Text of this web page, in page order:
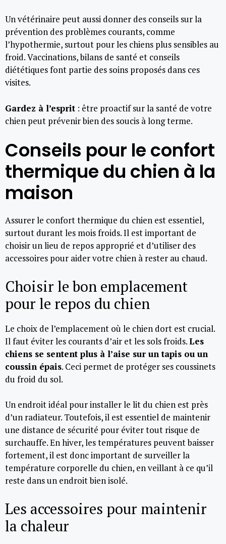
Un vétérinaire peut aussi donner des conseils sur la
prévention des problèmes courants, comme
l’hypothermie, surtout pour les chiens plus sensibles au
froid. Vaccinations, bilans de santé et conseils
diététiques font partie des soins proposés dans ces
visites.
Gardez à l’esprit : être proactif sur la santé de votre
chien peut prévenir bien des soucis à long terme.
Conseils pour le confort
thermique du chien à la
maison
Assurer le confort thermique du chien est essentiel,
surtout durant les mois froids. Il est important de
choisir un lieu de repos approprié et d’utiliser des
accessoires pour aider votre chien à rester au chaud.
Choisir le bon emplacement
pour le repos du chien
Le choix de l’emplacement où le chien dort est crucial.
Il faut éviter les courants d’air et les sols froids.Les
chiens se sentent plus à l’aise sur un tapis ou un
coussin épais. Ceci permet de protéger ses coussinets
du froid du sol.
Un endroit idéal pour installer le lit du chien est près
d’un radiateur. Toutefois, il est essentiel de maintenir
une distance de sécurité pour éviter tout risque de
surchauffe. En hiver, les températures peuvent baisser
fortement, il est donc important de surveiller la
température corporelle du chien, en veillant à ce qu’il
reste dans un endroit bien isolé.
Les accessoires pour maintenir
la chaleur